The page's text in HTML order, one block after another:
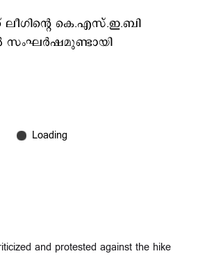
കെ.എസ്.ഇ.ബി
സംഘര്‍ഷമുണ്ടായി
and protested against the hike